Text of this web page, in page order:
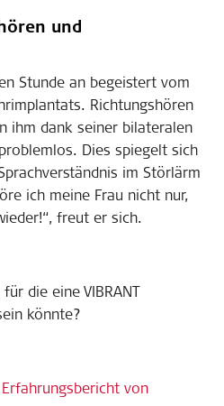
und
Stunde an begeistert vom
Richtungshören
ihm dank seiner bilateralen
Dies spiegelt sich
im Störlärm
ich meine Frau nicht nur,
freut er sich.
die eine VIBRANT
könnte?
Erfahrungsbericht von